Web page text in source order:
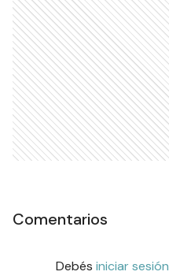
Comentarios
Debés iniciar sesión